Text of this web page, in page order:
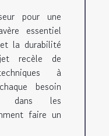
pour une
essentiel
la durabilité
recèle de
à
besoin
dans les
faire un